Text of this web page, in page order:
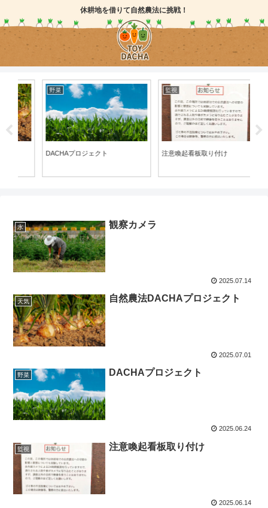
休耕地を借りて自然農法に挑戦！
野菜
DACHAプロジェクト 注意喚起看板取り付け
水 観察カメラ
2025.07.14
天気 自然農法DACHAプロジェクト
2025.07.01
野菜 DACHAプロジェクト
2025.06.24
監視 注意喚起看板取り付け
2025.06.14